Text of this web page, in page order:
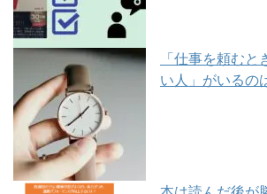
「仕事を頼む
い人」がいるの